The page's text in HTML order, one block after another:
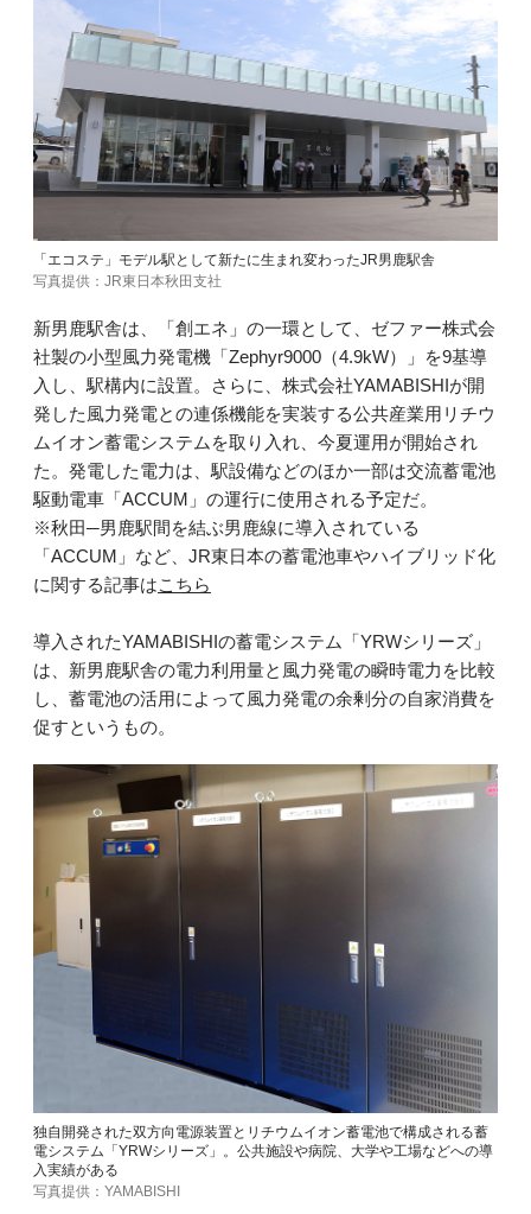
「エコステ」モデル駅として新たに生まれ変わったJR男鹿駅舎
写真提供：JR東日本秋田支社
新男鹿駅舎は、「創エネ」の一環として、ゼファー株式会
社製の小型風力発電機「Zephyr9000（4.9kW）」を9基導
入し、駅構内に設置。さらに、株式会社YAMABISHIが開
発した風力発電との連係機能を実装する公共産業用リチウ
ムイオン蓄電システムを取り入れ、今夏運用が開始され
た。発電した電力は、駅設備などのほか一部は交流蓄電池
駆動電車「ACCUM」の運行に使用される予定だ。
※秋田─男鹿駅間を結ぶ男鹿線に導入されている
「ACCUM」など、JR東日本の蓄電池車やハイブリッド化
に関する記事はこちら
導入されたYAMABISHIの蓄電システム「YRWシリーズ」
は、新男鹿駅舎の電力利用量と風力発電の瞬時電力を比較
し、蓄電池の活用によって風力発電の余剰分の自家消費を
促すというもの。
独自開発された双方向電源装置とリチウムイオン蓄電池で構成される蓄
電システム「YRWシリーズ」。公共施設や病院、大学や工場などへの導
入実績がある
写真提供：YAMABISHI